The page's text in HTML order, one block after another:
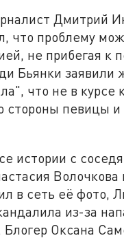
Дмитрий
что проблему
не прибегая к
Бьянки заявили
что не в курсе
стороны певицы и
истории с
Волочкова
в сеть её фото,
из-за
Оксана